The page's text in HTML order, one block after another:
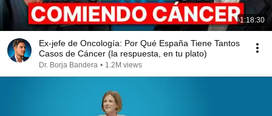
1:18:30
Ex-jefe de Oncología: Por Qué España Tiene Tantos
Casos de Cáncer (la respuesta, en tu plato)
Dr. Borja Bandera • 1.2M views